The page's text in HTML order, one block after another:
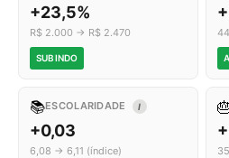
+23,5%
R$ 2.000 → R$ 2.470
SUBINDO
📚ESCOLARIDADE I
+0,03
6,08 → 6,11 (índice)